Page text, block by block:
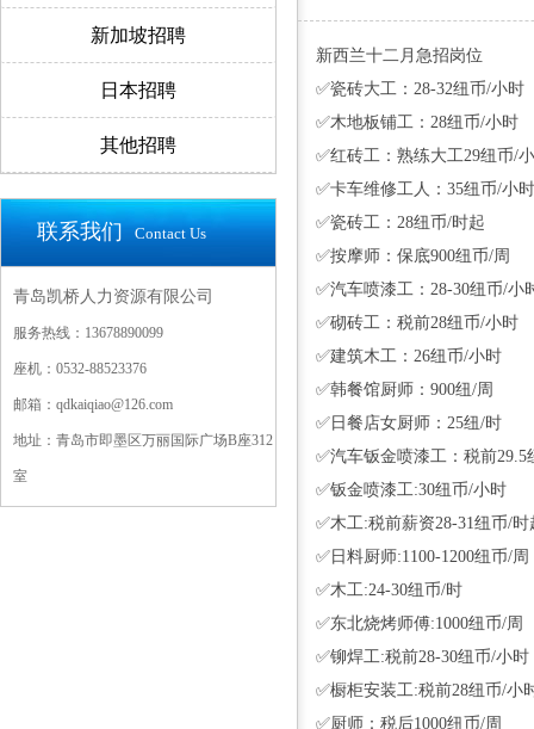
新加坡招聘
日本招聘
其他招聘
联系我们 Contact Us
青岛凯桥人力资源有限公司
服务热线：13678890099
座机：0532-88523376
邮箱：qdkaiqiao@126.com
地址：青岛市即墨区万丽国际广场B座312
室
新西兰十二月急招岗位
✅瓷砖大工：28-32纽币/小时
✅木地板铺工：28纽币/小时
✅红砖工：熟练大工29纽币/
✅卡车维修工人：35纽币/小时
✅瓷砖工：28纽币/时起
✅按摩师：保底900纽币/周
✅汽车喷漆工：28-30纽币/小
✅砌砖工：税前28纽币/小时
✅建筑木工：26纽币/小时
✅韩餐馆厨师：900纽/周
✅日餐店女厨师：25纽/时
✅汽车钣金喷漆工：税前29.5
✅钣金喷漆工:30纽币/小时
✅木工:税前薪资28-31纽币/时
✅日料厨师:1100-1200纽币/周
✅木工:24-30纽币/时
✅东北烧烤师傅:1000纽币/周
✅铆焊工:税前28-30纽币/小时
✅橱柜安装工:税前28纽币/小
✅厨师：税后1000纽币/周